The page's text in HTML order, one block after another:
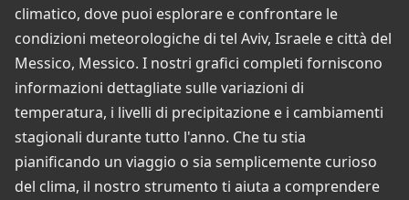
climatico, dove puoi esplorare e confrontare le
condizioni meteorologiche di tel Aviv, Israele e città del
Messico, Messico. I nostri grafici completi forniscono
informazioni dettagliate sulle variazioni di
temperatura, i livelli di precipitazione e i cambiamenti
stagionali durante tutto l'anno. Che tu stia
pianificando un viaggio o sia semplicemente curioso
del clima, il nostro strumento ti aiuta a comprendere